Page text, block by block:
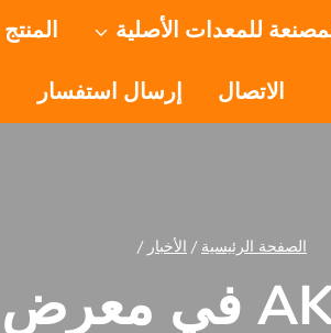
للمعدات الأصلية المنتج
الاتصال إرسال استفسار
الصفحة الرئيسية / الأخبار /